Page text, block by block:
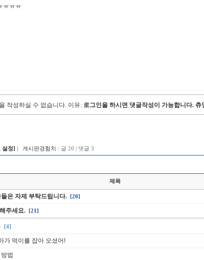
ㅠㅠㅠ
작성하실 수 없습니다. 이유: 로그인을 하시면 댓글작성이 가능합니다.
설정] | 게시판경험치 : 글 20 | 댓글 3
제목
은 자제 부탁드립니다. [20]
주세요. [21]
[4]
가 먹이를 잡아 오셨어!
법